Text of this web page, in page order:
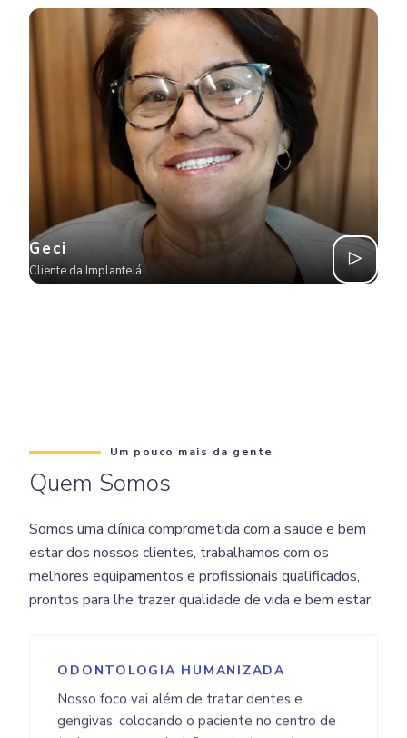
Geci
Cliente da ImplanteJá
Um pouco mais da gente
Quem Somos
Somos uma clínica comprometida com a saude e bem
estar dos nossos clientes, trabalhamos com os
melhores equipamentos e profissionais qualificados,
prontos para lhe trazer qualidade de vida e bem estar.
ODONTOLOGIA HUMANIZADA
Nosso foco vai além de tratar dentes e
gengivas, colocando o paciente no centro de